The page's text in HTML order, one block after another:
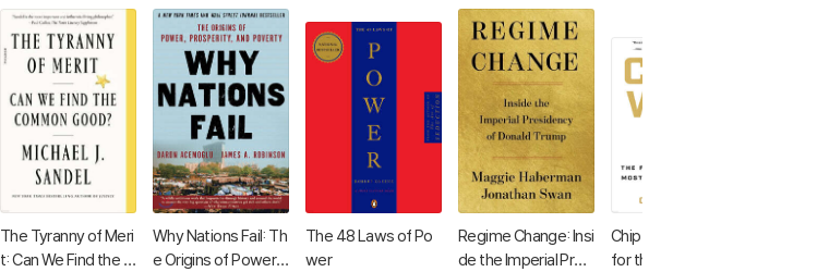
The Tyranny of Meri
t: Can We Find the C
Why Nations Fail: Th
e Origins of Power,
The 48 Laws of Po
wer
Regime Change: Insi
de the Imperial Presi
Chip War: The Fight
for the World's Most